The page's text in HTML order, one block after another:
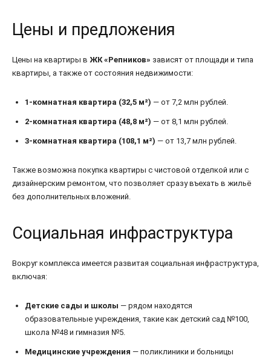
Цены и предложения
Цены на квартиры в ЖК «Репников» зависят от площади и типа
квартиры, а также от состояния недвижимости:
1-комнатная квартира (32,5 м²) — от 7,2 млн рублей.
2-комнатная квартира (48,8 м²) — от 8,1 млн рублей.
3-комнатная квартира (108,1 м²) — от 13,7 млн рублей.
Также возможна покупка квартиры с чистовой отделкой или с
дизайнерским ремонтом, что позволяет сразу въехать в жильё
без дополнительных вложений.
Социальная инфраструктура
Вокруг комплекса имеется развитая социальная инфраструктура,
включая:
Детские сады и школы — рядом находятся
образовательные учреждения, такие как детский сад №100,
школа №48 и гимназия №5.
Медицинские учреждения — поликлиники и больницы